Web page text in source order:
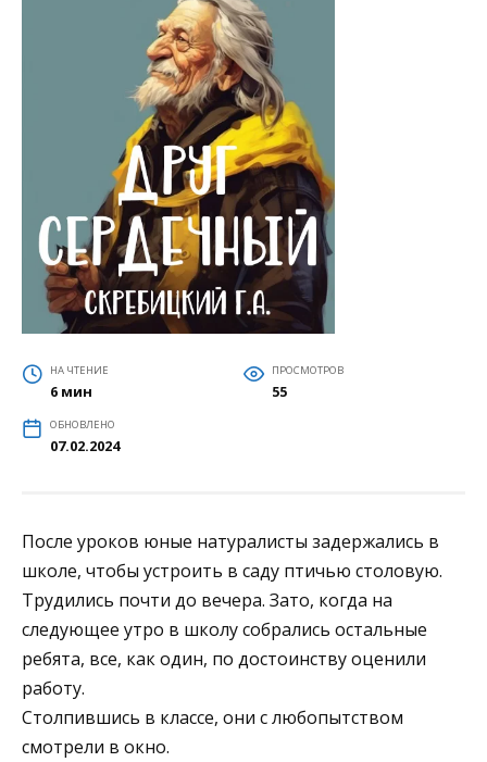
НА ЧТЕНИЕ
6 мин
ПРОСМОТРОВ
55
ОБНОВЛЕНО
07.02.2024
После уроков юные натуралисты задержались в
школе, чтобы устроить в саду птичью столовую.
Трудились почти до вечера. Зато, когда на
следующее утро в школу собрались остальные
ребята, все, как один, по достоинству оценили
работу.
Столпившись в классе, они с любопытством
смотрели в окно.